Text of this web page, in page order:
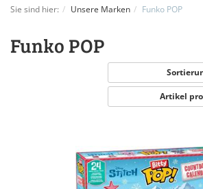
Sie sind hier: Unsere Marken Funko POP
Funko POP
Artikel